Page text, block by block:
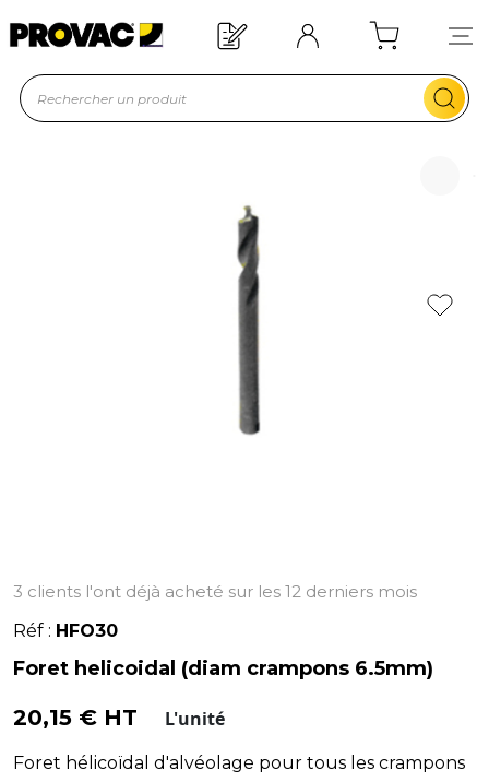
Offre de bienvenue : 20€ offerts !
En savoir plus
3 clients l'ont déjà acheté sur les 12 derniers mois
Réf : HFO30
Foret helicoidal (diam crampons 6.5mm)
20,15 € HT L'unité
Foret hélicoïdal d'alvéolage pour tous les crampons